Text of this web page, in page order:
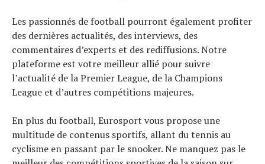
Les passionnés de football pourront également profiter
des dernières actualités, des interviews, des
commentaires d’experts et des rediffusions. Notre
plateforme est votre meilleur allié pour suivre
l’actualité de la Premier League, de la Champions
League et d’autres compétitions majeures.
En plus du football, Eurosport vous propose une
multitude de contenus sportifs, allant du tennis au
cyclisme en passant par le snooker. Ne manquez pas le